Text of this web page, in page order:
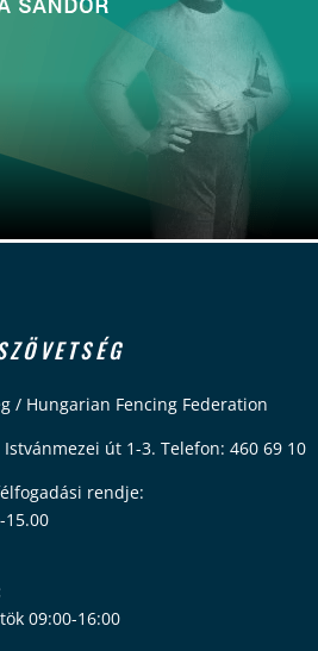
/ Hungarian Fencing Federation
út 1-3. Telefon: 460 69 10
rendje:
15.00
09:00-16:00